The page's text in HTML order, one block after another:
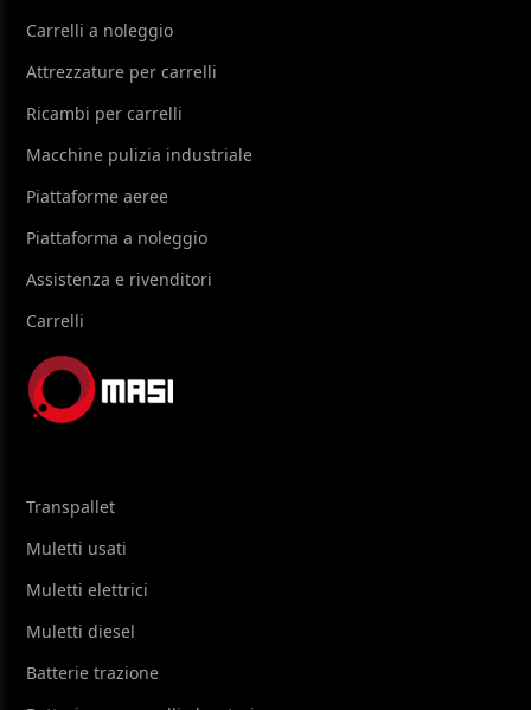
Carrelli a noleggio
Attrezzature per carrelli
Ricambi per carrelli
Macchine pulizia industriale
Piattaforme aeree
Piattaforma a noleggio
Assistenza e rivenditori
Carrelli
Transpallet
Muletti usati
Muletti elettrici
Muletti diesel
Batterie trazione
Batterie per carrelli elevatori